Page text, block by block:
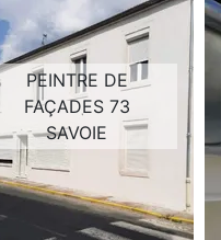
PEINTRE DE
FAÇADES 73
SAVOIE